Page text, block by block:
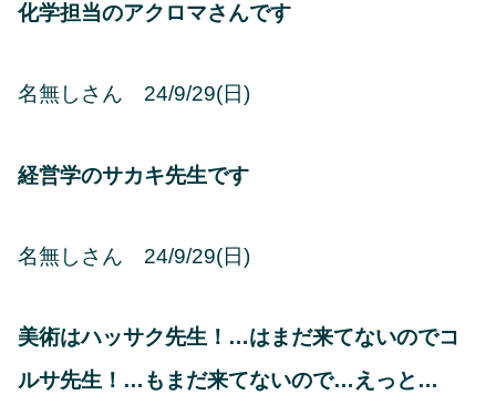
化学担当のアクロマさんです
名無しさん 24/9/29(日)
経営学のサカキ先生です
名無しさん 24/9/29(日)
美術はハッサク先生！…はまだ来てないのでコ
ルサ先生！…もまだ来てないので…えっと…